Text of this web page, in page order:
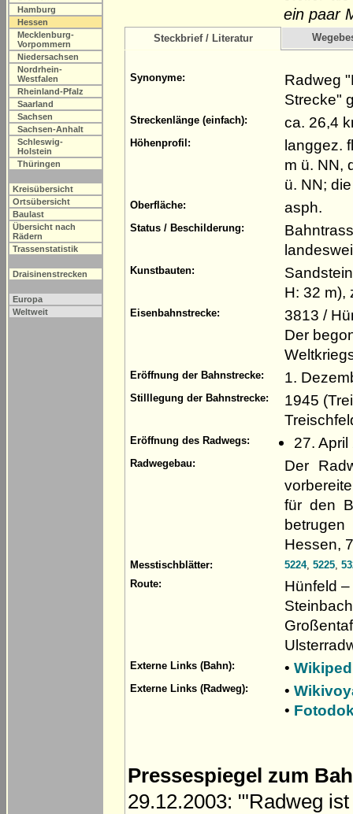
Hamburg
Hessen
Mecklenburg-
Vorpommern
Niedersachsen
Nordrhein-
Westfalen
Rheinland-Pfalz
Saarland
Sachsen
Sachsen-Anhalt
Schleswig-
Holstein
Thüringen
Kreisübersicht
Ortsübersicht
Baulast
Übersicht nach
Rädern
Trassenstatistik
Draisinenstrecken
Europa
Weltweit
ein paar
Steckbrief / Literatur
Synonyme:
Radweg
Strecke"
Streckenlänge (einfach): ca. 26,4
Höhenprofil:
langgez.
m ü. NN,
ü. NN;
Oberfläche: asph.
Status / Beschilderung:
Kunstbauten:
H: 32 m),
Eisenbahnstrecke:
3813 /
Der
Eröffnung der Bahnstrecke: 1.
Stilllegung der Bahnstrecke:
1945
Eröffnung des Radwegs: 27.
Radwegebau:
Der
für den
Hessen,
Messtischblätter: 5224, 5225,
Route:
Hünfeld
Externe Links (Bahn): •
Externe Links (Radweg): •
•
Pressespiegel zum
29.12.2003: "'Radweg